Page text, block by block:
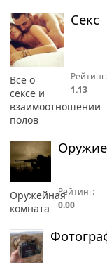
Секс
Все о
сексе и
взаимоотношении
полов
Рейтинг:
1.13
Оружие
Оружейная
комната
Рейтинг:
0.00